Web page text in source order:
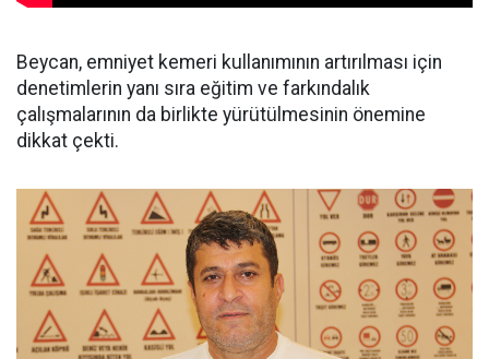
Beycan, emniyet kemeri kullanımının artırılması için
denetimlerin yanı sıra eğitim ve farkındalık
çalışmalarının da birlikte yürütülmesinin önemine
dikkat çekti.